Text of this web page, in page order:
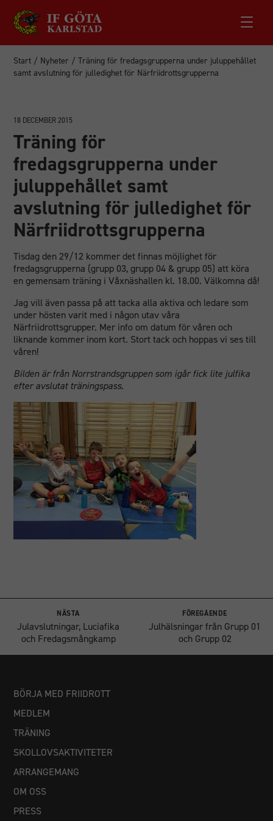
Start / Nyheter /Träning för fredagsgrupperna under juluppehållet
samt avslutning för julledighet för Närfriidrottsgrupperna
18 DECEMBER 2015
Träning för
fredagsgrupperna under
juluppehållet samt
avslutning för julledighet för
Närfriidrottsgrupperna
Tisdag den 29/12 kommer det finnas möjlighet för
fredagsgrupperna (grupp 03, grupp 04 & grupp 05) att köra
en gemensam träning i Våxnäshallen kl. 18.00. Välkomna då!
Jag vill även passa på att tacka alla aktiva och ledare som
under hösten varit med i någon utav våra
Närfriidrottsgrupper. Mer info om datum för våren och
liknande kommer inom kort. Stort tack och hoppas vi ses till
våren!
Bilden är från Norrstrandsgruppen som igår fick lite julfika
efter avslutat träningspass.
NÄSTA
Julavslutningar, Luciafika
och Fredagsmångkamp
FÖREGÅENDE
Julhälsningar från Grupp 01
och Grupp 02
BÖRJA MED FRIIDROTT
MEDLEM
TRÄNING
SKOLLOVSAKTIVITETER
ARRANGEMANG
OM OSS
PRESS